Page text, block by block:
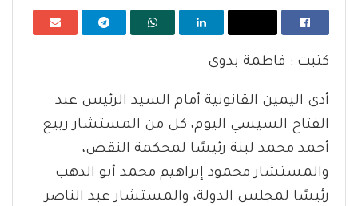
كتبت : فاطمة بدوى
أدى اليمين القانونية أمام السيد الرئيس عبد
الفتاح السيسي اليوم، كل من المستشار ربيع
أحمد محمد لبنة رئيسًا لمحكمة النقض،
والمستشار محمود إبراهيم محمد أبو الدهب
رئيسًا لمجلس الدولة، والمستشار عبد الناصر